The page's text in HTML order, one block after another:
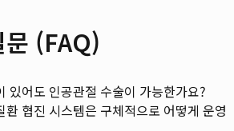
(FAQ)
있어도 인공관절 수술이 가능한가요?
환 협진 시스템은 구체적으로 어떻게 운영